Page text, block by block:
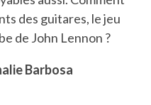
des guitares, le jeu
de John Lennon ?
Barbosa